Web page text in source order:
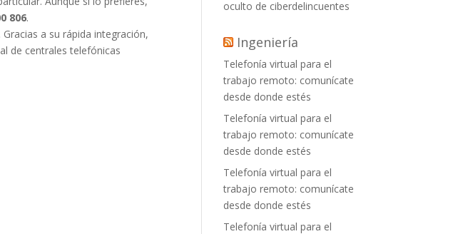
806.
a su rápida integración,
de centrales telefónicas
oculto de ciberdelincuentes
Ingeniería
Telefonía virtual para el
trabajo remoto: comunícate
desde donde estés
Telefonía virtual para el
trabajo remoto: comunícate
desde donde estés
Telefonía virtual para el
trabajo remoto: comunícate
desde donde estés
Telefonía virtual para el